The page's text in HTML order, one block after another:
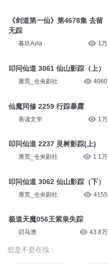
《剑道第一仙》第4678集 去留
无踪
暮玖Ayla 1万
叩问仙道 3061 仙山影踪（上）
厘荒_仓央剧社 4060
仙魔同修 2259 行踪暴露
善读文学 1万
叩问仙道 2237 灵树影踪(上)
厘荒_仓央剧社 1.1万
叩问仙道 3062 仙山影踪（下）
厘荒_仓央剧社 4155
极道天魔056王紫泉失踪
叨马澹 43.8万
您是不是在找：